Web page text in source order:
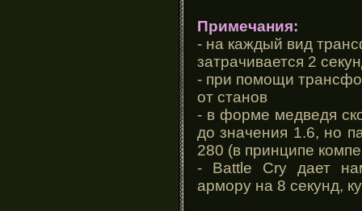
Примечания:
- на каждый вид
затрачивается 2
- при помощи
от станов
- в форме медведя
до значения 1.6, но
280 (в принципе
- Battle Cry дает
армору на 8 секунд,